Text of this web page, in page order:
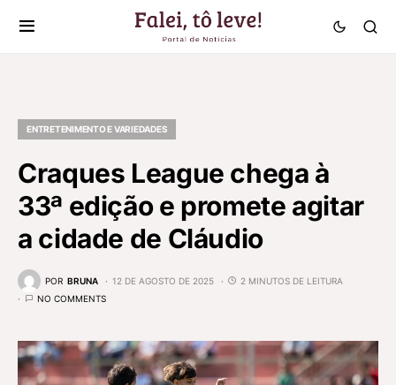
ENTRETENIMENTO E VARIEDADES
Craques League chega à
33ª edição e promete agitar
a cidade de Cláudio
POR BRUNA 12 DE AGOSTO DE 2025
2 MINUTOS DE LEITURA
NO COMMENTS